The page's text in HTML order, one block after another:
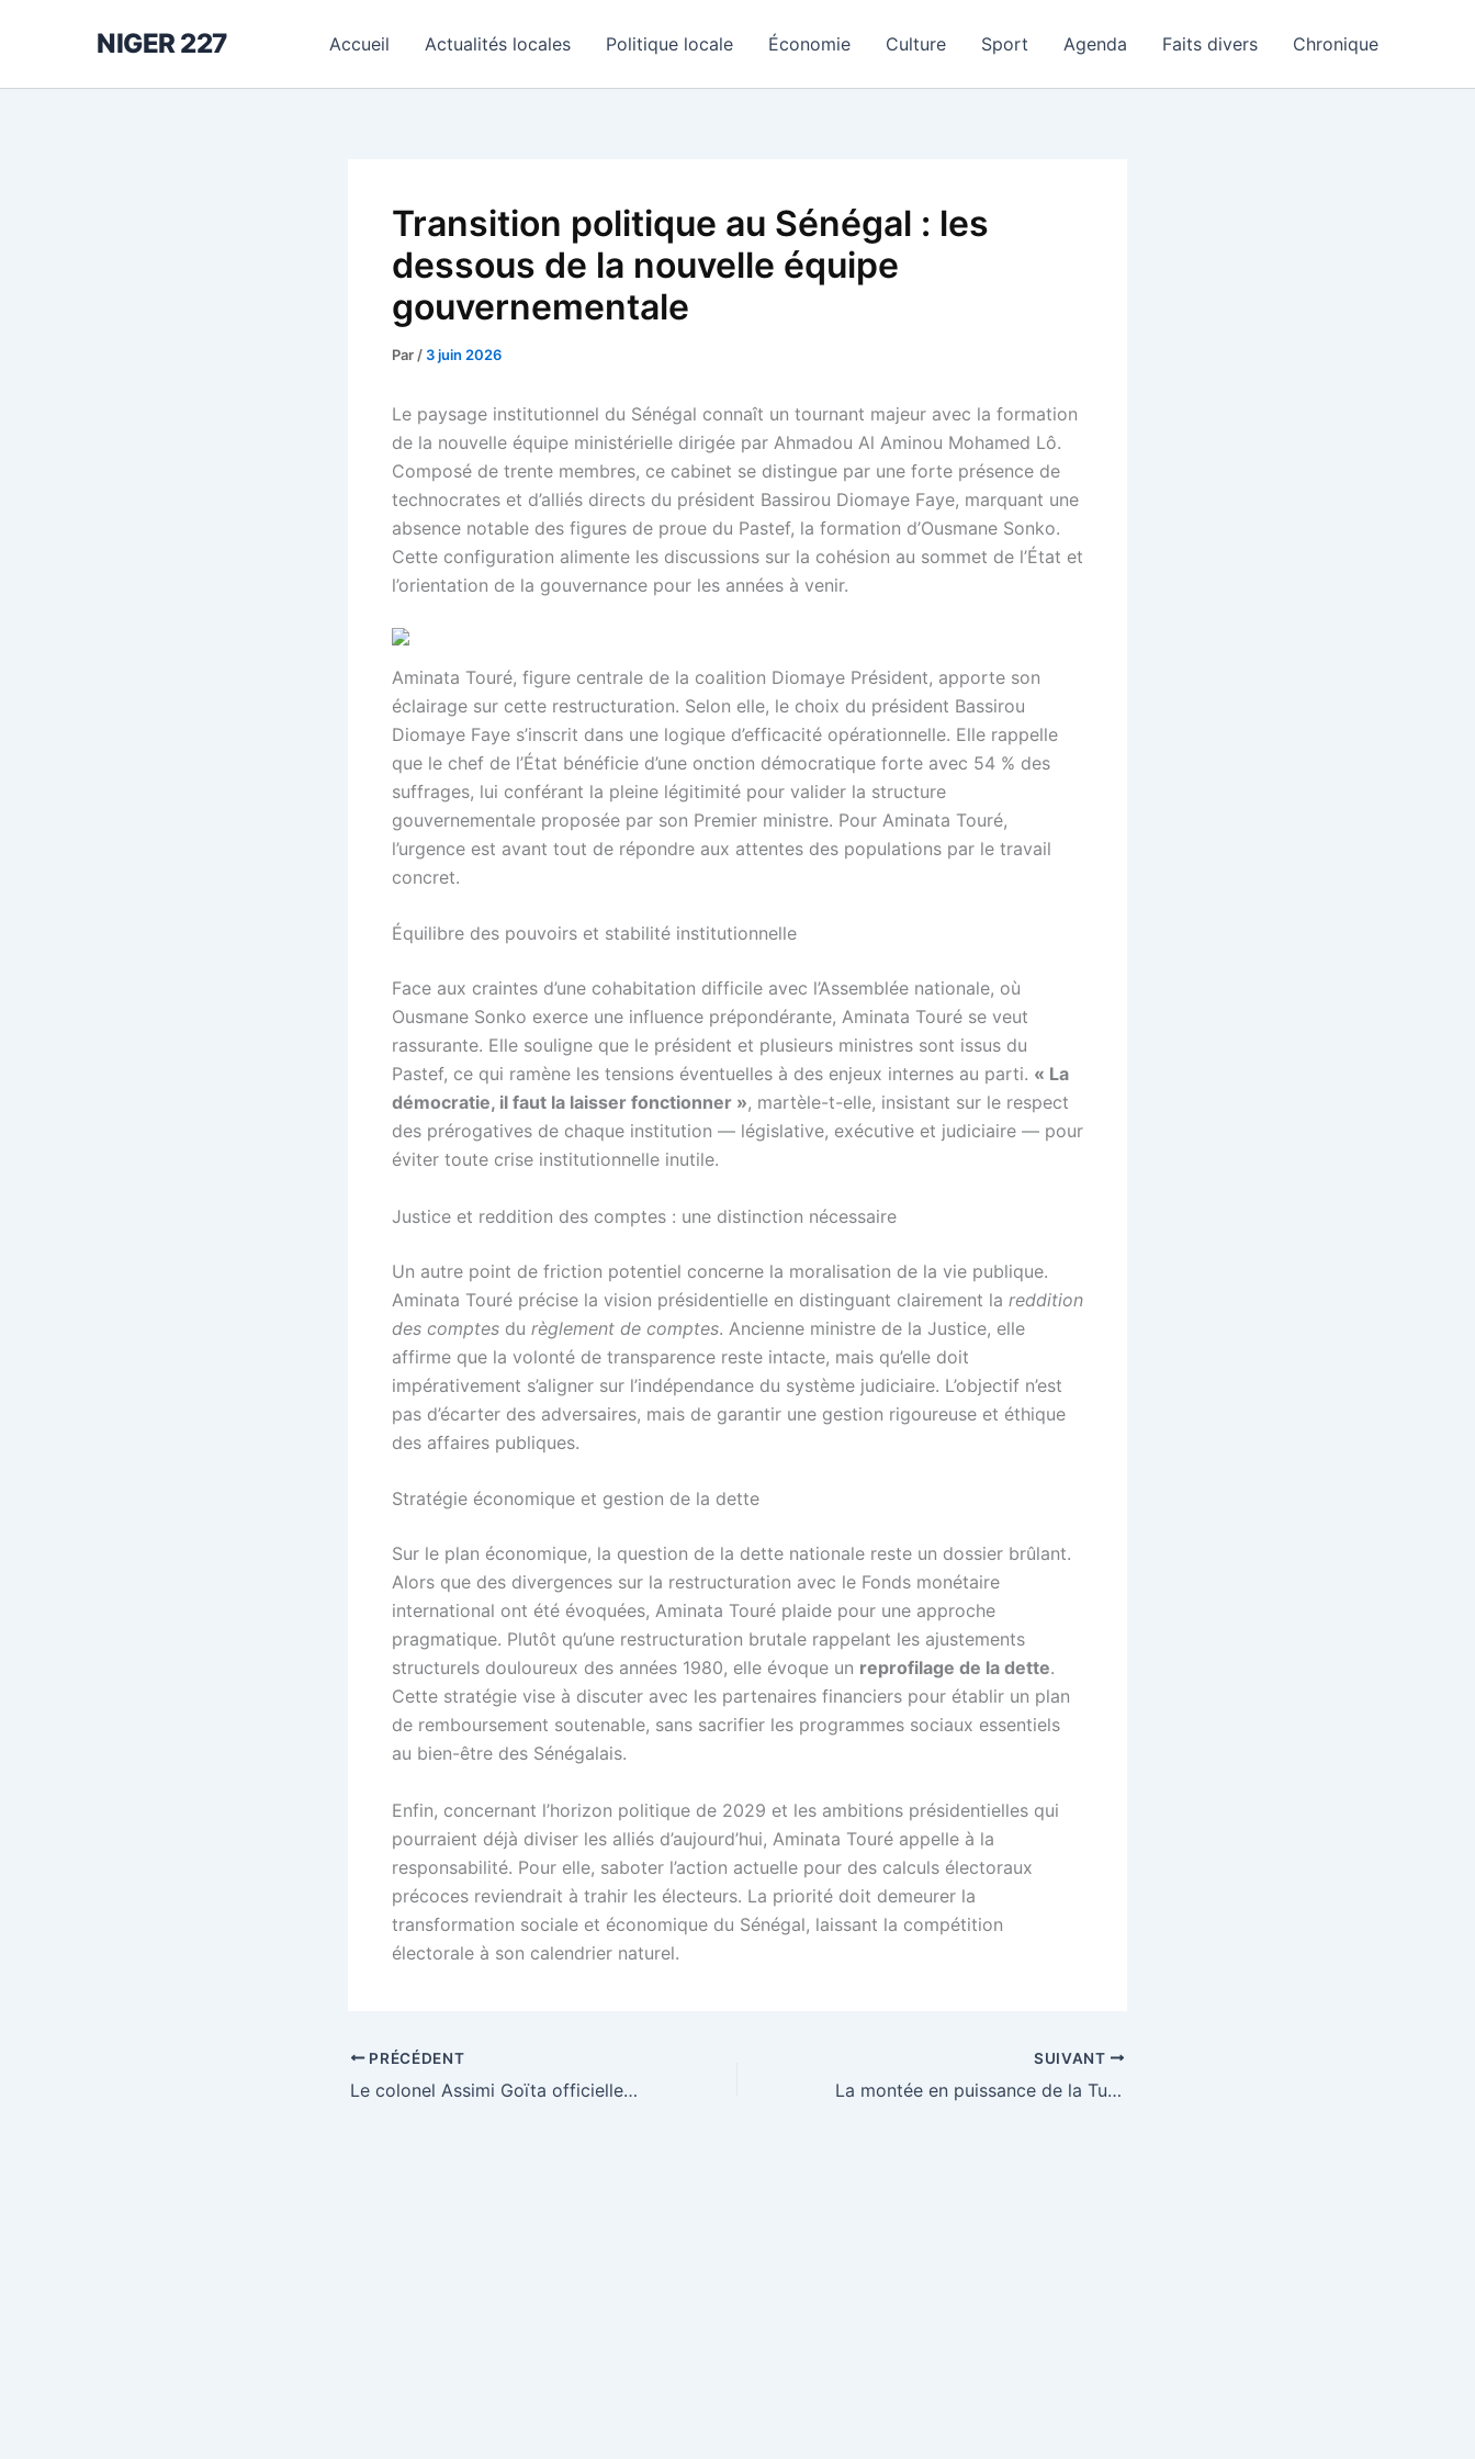
NIGER 227 Accueil Actualités locales Politique locale Économie Culture Sport Agenda Faits divers Chronique
Transition politique au Sénégal : les
dessous de la nouvelle équipe
gouvernementale
Par / 3 juin 2026
Le paysage institutionnel du Sénégal connaît un tournant majeur avec la formation
de la nouvelle équipe ministérielle dirigée par Ahmadou Al Aminou Mohamed Lô.
Composé de trente membres, ce cabinet se distingue par une forte présence de
technocrates et d’alliés directs du président Bassirou Diomaye Faye, marquant une
absence notable des figures de proue du Pastef, la formation d’Ousmane Sonko.
Cette configuration alimente les discussions sur la cohésion au sommet de l’État et
l’orientation de la gouvernance pour les années à venir.
Aminata Touré, figure centrale de la coalition Diomaye Président, apporte son
éclairage sur cette restructuration. Selon elle, le choix du président Bassirou
Diomaye Faye s’inscrit dans une logique d’efficacité opérationnelle. Elle rappelle
que le chef de l’État bénéficie d’une onction démocratique forte avec 54 % des
suffrages, lui conférant la pleine légitimité pour valider la structure
gouvernementale proposée par son Premier ministre. Pour Aminata Touré,
l’urgence est avant tout de répondre aux attentes des populations par le travail
concret.
Équilibre des pouvoirs et stabilité institutionnelle
Face aux craintes d’une cohabitation difficile avec l’Assemblée nationale, où
Ousmane Sonko exerce une influence prépondérante, Aminata Touré se veut
rassurante. Elle souligne que le président et plusieurs ministres sont issus du
Pastef, ce qui ramène les tensions éventuelles à des enjeux internes au parti. « La
démocratie, il faut la laisser fonctionner », martèle-t-elle, insistant sur le respect
des prérogatives de chaque institution — législative, exécutive et judiciaire — pour
éviter toute crise institutionnelle inutile.
Justice et reddition des comptes : une distinction nécessaire
Un autre point de friction potentiel concerne la moralisation de la vie publique.
Aminata Touré précise la vision présidentielle en distinguant clairement la reddition
des comptes du règlement de comptes. Ancienne ministre de la Justice, elle
affirme que la volonté de transparence reste intacte, mais qu’elle doit
impérativement s’aligner sur l’indépendance du système judiciaire. L’objectif n’est
pas d’écarter des adversaires, mais de garantir une gestion rigoureuse et éthique
des affaires publiques.
Stratégie économique et gestion de la dette
Sur le plan économique, la question de la dette nationale reste un dossier brûlant.
Alors que des divergences sur la restructuration avec le Fonds monétaire
international ont été évoquées, Aminata Touré plaide pour une approche
pragmatique. Plutôt qu’une restructuration brutale rappelant les ajustements
structurels douloureux des années 1980, elle évoque un reprofilage de la dette.
Cette stratégie vise à discuter avec les partenaires financiers pour établir un plan
de remboursement soutenable, sans sacrifier les programmes sociaux essentiels
au bien-être des Sénégalais.
Enfin, concernant l’horizon politique de 2029 et les ambitions présidentielles qui
pourraient déjà diviser les alliés d’aujourd’hui, Aminata Touré appelle à la
responsabilité. Pour elle, saboter l’action actuelle pour des calculs électoraux
précoces reviendrait à trahir les électeurs. La priorité doit demeurer la
transformation sociale et économique du Sénégal, laissant la compétition
électorale à son calendrier naturel.
PRÉCÉDENT
Le colonel Assimi Goïta officiellement investi président de la transition au Mali
SUIVANT
La montée en puissance de la Turquie comme premier partenaire de défense du Mali